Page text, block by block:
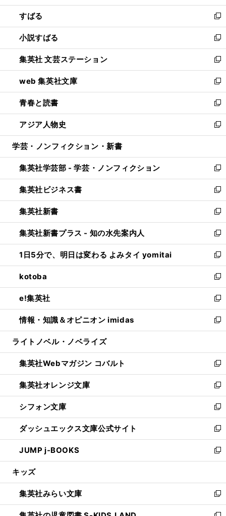
開
く
ウ
で
開
く
ン
ド
ウ
で
開
く
すばる
新
し
い
ウ
ィ
ン
ド
ウ
で
開
く
小説すばる
新
し
い
ウ
ィ
ン
ド
ウ
で
開
集英社 文芸ステーション
新
し
い
ウ
ィ
ン
ド
ウ
開
く
web 集英社文庫
新
し
い
ウ
ィ
ン
ウ
で
開
く
青春と読書
新
し
い
ウ
ン
ド
ウ
で
開
く
アジア人物史
新
し
ウ
ィ
ン
ド
ウ
で
開
く
学芸・ノンフィクション・新書
集英社学芸部 - 学芸・ノンフィクション
新
し
い
ウ
ィ
ン
ド
ウ
で
開
く
集英社ビジネス書
新
し
い
ウ
ィ
ン
ド
ウ
で
開
く
集英社新書
新
し
い
ウ
ィ
ン
ド
ウ
で
開
く
集英社新書プラス - 知の水先案内人
新
し
い
ウ
ィ
ン
ド
ウ
で
開
1日5分で、明日は変わる よみタイ yomitai
新
し
い
ウ
ィ
ン
ド
ウ
開
く
kotoba
新
し
い
ウ
ィ
ン
ウ
で
開
く
e!集英社
新
し
い
ウ
ン
ド
ウ
で
開
く
情報・知識＆オピニオン imidas
新
し
ウ
ィ
ン
ド
ウ
で
開
く
ライトノベル・ノベライズ
集英社Webマガジン コバルト
新
し
い
ウ
ィ
ン
ド
ウ
で
開
集英社オレンジ文庫
新
し
い
ウ
ィ
ン
ド
ウ
開
く
シフォン文庫
新
し
い
ウ
ィ
ン
ウ
で
開
ダッシュエックス文庫公式サイト
新
し
い
ウ
ン
ド
ウ
JUMP j-BOOKS
新
し
ウ
ィ
ン
キッズ
集英社みらい文庫
新
し